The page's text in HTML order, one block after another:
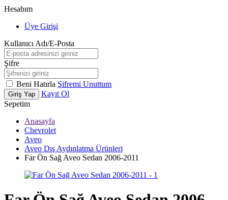
Hesabım
Üye Girişi
Kullanıcı Adı/E-Posta
Şifre
Beni Hatırla Şifremi Unuttum
Giriş Yap
Kayıt Ol
Sepetim
Anasayfa
Chevrolet
Aveo
Aveo Dış Aydınlatma Ürünleri
Far Ön Sağ Aveo Sedan 2006-2011